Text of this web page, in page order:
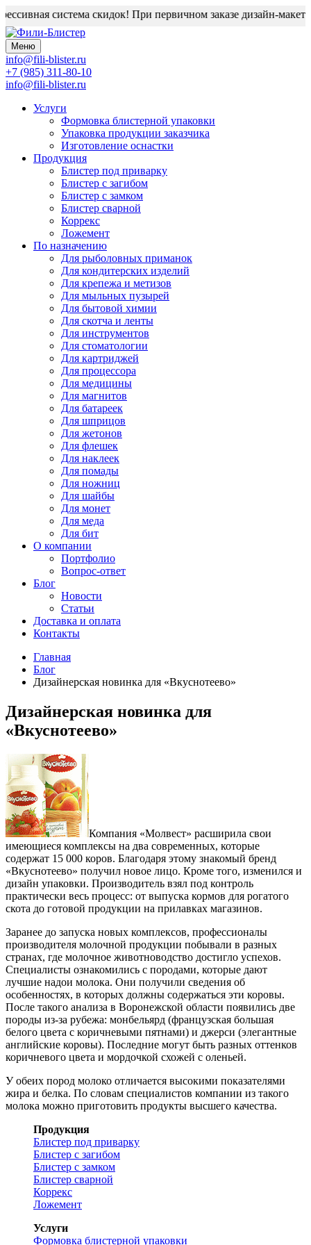
система скидок! При первичном заказе дизайн-макет
Меню
info@fili-blister.ru
+7 (985) 311-80-10
info@fili-blister.ru
Услуги
Формовка блистерной упаковки
Упаковка продукции заказчика
Изготовление оснастки
Продукция
Блистер под приварку
Блистер с загибом
Блистер с замком
Блистер сварной
Коррекс
Ложемент
По назначению
Для рыболовных приманок
Для кондитерских изделий
Для крепежа и метизов
Для мыльных пузырей
Для бытовой химии
Для скотча и ленты
Для инструментов
Для стоматологии
Для картриджей
Для процессора
Для медицины
Для магнитов
Для батареек
Для шприцов
Для жетонов
Для флешек
Для наклеек
Для помады
Для ножниц
Для шайбы
Для монет
Для меда
Для бит
О компании
Портфолио
Вопрос-ответ
Блог
Новости
Статьи
Доставка и оплата
Контакты
Главная
Блог
Дизайнерская новинка для «Вкуснотеево»
Дизайнерская новинка для
«Вкуснотеево»
Компания «Молвест» расширила свои
имеющиеся комплексы на два современных, которые
содержат 15 000 коров. Благодаря этому знакомый бренд
«Вкуснотеево» получил новое лицо. Кроме того, изменился и
дизайн упаковки. Производитель взял под контроль
практически весь процесс: от выпуска кормов для рогатого
скота до готовой продукции на прилавках магазинов.
Заранее до запуска новых комплексов, профессионалы
производителя молочной продукции побывали в разных
странах, где молочное животноводство достигло успехов.
Специалисты ознакомились с породами, которые дают
лучшие надои молока. Они получили сведения об
особенностях, в которых должны содержаться эти коровы.
После такого анализа в Воронежской области появились две
породы из-за рубежа: монбельярд (французская большая
белого цвета с коричневыми пятнами) и джерси (элегантные
английские коровы). Последние могут быть разных оттенков
коричневого цвета и мордочкой схожей с оленьей.
У обеих пород молоко отличается высокими показателями
жира и белка. По словам специалистов компании из такого
молока можно приготовить продукты высшего качества.
Продукция
Блистер под приварку
Блистер с загибом
Блистер с замком
Блистер сварной
Коррекс
Ложемент
Услуги
Формовка блистерной упаковки